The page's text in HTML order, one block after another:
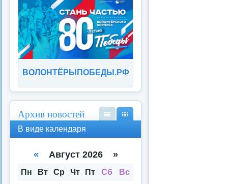
ВОЛОНТЁРЫПОБЕДЫ.РФ
Архив новостей
кал
аря
спи
В виде календаря
« Август 2026 »
Пн Вт Ср Чт Пт Сб
Вс